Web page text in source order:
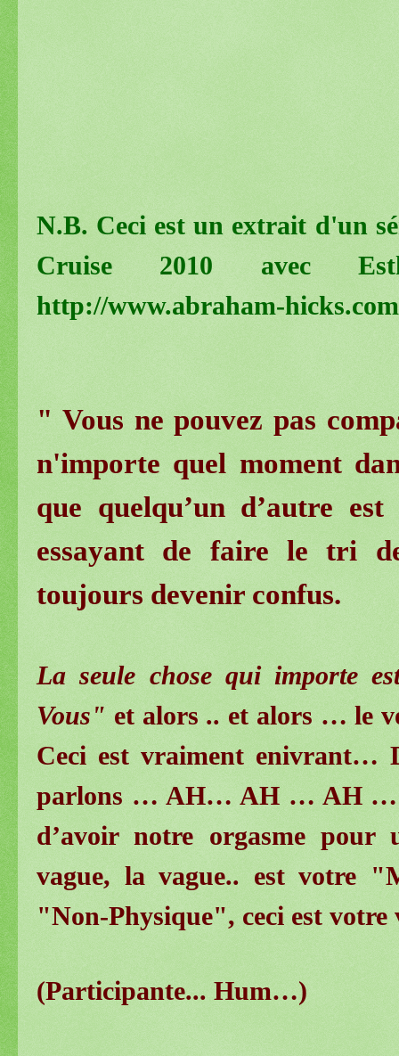
N.B. Ceci est un extrait d'un
Cruise 2010 avec
http://www.abraham-hicks.com
" Vous ne pouvez pas
n'importe quel moment
que quelqu’un d’autre
essayant de faire le tri
toujours devenir confus.
La seule chose qui importe
Vous" et alors .. et alors … le
Ceci est vraiment enivrant…
parlons … AH… AH … AH …
d’avoir notre orgasme
vague, la vague.. est votre
"Non-Physique", ceci est
(Participante... Hum…)